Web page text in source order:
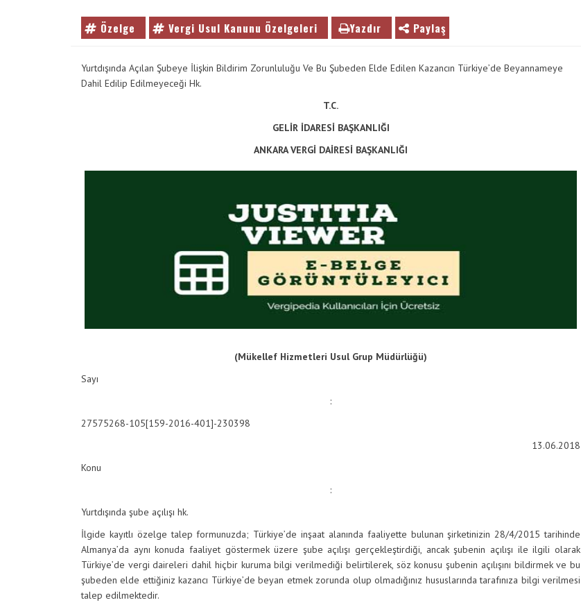
Özelge Vergi Usul Kanunu Özelgeleri Yazdır Paylaş
Yurtdışında Açılan Şubeye İlişkin Bildirim Zorunluluğu Ve Bu Şubeden Elde Edilen Kazancın Türkiye’de Beyannameye
Dahil Edilip Edilmeyeceği Hk.
T.C.
GELİR İDARESİ BAŞKANLIĞI
ANKARA VERGİ DAİRESİ BAŞKANLIĞI
(Mükellef Hizmetleri Usul Grup Müdürlüğü)
Sayı
:
27575268-105[159-2016-401]-230398
13.06.2018
Konu
:
Yurtdışında şube açılışı hk.
İlgide kayıtlı özelge talep formunuzda; Türkiye’de inşaat alanında faaliyette bulunan şirketinizin 28/4/2015 tarihinde
Almanya’da aynı konuda faaliyet göstermek üzere şube açılışı gerçekleştirdiği, ancak şubenin açılışı ile ilgili olarak
Türkiye’de vergi daireleri dahil hiçbir kuruma bilgi verilmediği belirtilerek, söz konusu şubenin açılışını bildirmek ve bu
şubeden elde ettiğiniz kazancı Türkiye’de beyan etmek zorunda olup olmadığınız hususlarında tarafınıza bilgi verilmesi
talep edilmektedir.
Vergimedia